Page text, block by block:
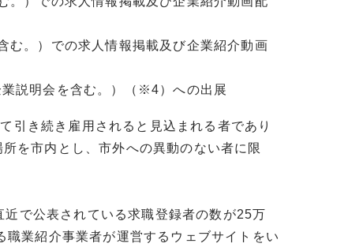
。）での求人情報掲載及び企業紹介動画
説明会を含む。）（※4）への出展
き続き雇用されると見込まれる者であり
を市内とし、市外への異動のない者に限
で公表されている求職登録者の数が25万
業紹介事業者が運営するウェブサイトをい